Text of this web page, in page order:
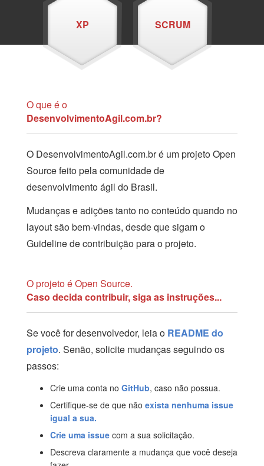
XP SCRUM
O que é o
DesenvolvimentoAgil.com.br?
O DesenvolvimentoAgil.com.br é um projeto Open
Source feito pela comunidade de
desenvolvimento ágil do Brasil.
Mudanças e adições tanto no conteúdo quando no
layout são bem-vindas, desde que sigam o
Guideline de contribuição para o projeto.
O projeto é Open Source.
Caso decida contribuir, siga as instruções...
Se você for desenvolvedor, leia o README do
projeto. Senão, solicite mudanças seguindo os
passos:
Crie uma conta no GitHub, caso não possua.
Certifique-se de que não exista nenhuma issue
igual a sua.
Crie uma issuecom a sua solicitação.
Descreva claramente a mudança que você deseja